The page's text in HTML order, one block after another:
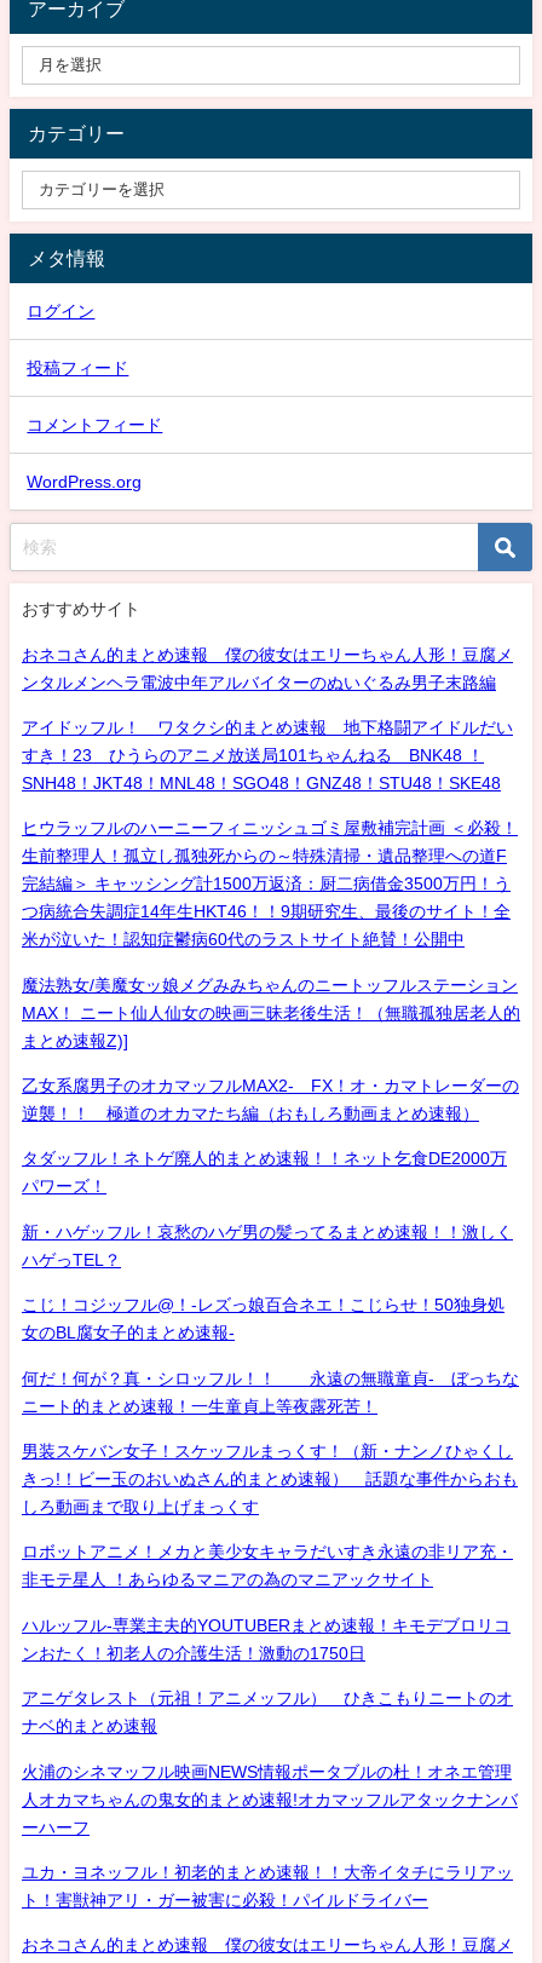
アーカイブ
カテゴリー
メタ情報
ログイン
投稿フィード
コメントフィード
WordPress.org
おすすめサイト
おネコさん的まとめ速報 僕の彼女はエリーちゃん人形！豆腐メ
ンタルメンヘラ電波中年アルバイターのぬいぐるみ男子末路編
アイドッフル！ ワタクシ的まとめ速報 地下格闘アイドルだい
すき！23 ひうらのアニメ放送局101ちゃんねる BNK48 ！
SNH48！JKT48！MNL48！SGO48！GNZ48！STU48！SKE48
ヒウラッフルのハーニーフィニッシュゴミ屋敷補完計画 ＜必殺！
生前整理人！孤立し孤独死からの～特殊清掃・遺品整理への道F
完結編＞ キャッシング計1500万返済：厨二病借金3500万円！う
つ病統合失調症14年生HKT46！！9期研究生、最後のサイト！全
米が泣いた！認知症鬱病60代のラストサイト絶賛！公開中
魔法熟女/美魔女ッ娘メグみみちゃんのニートッフルステーション
MAX！ ニート仙人仙女の映画三昧老後生活！（無職孤独居老人的
まとめ速報Z)]
乙女系腐男子のオカマッフルMAX2- FX！オ・カマトレーダーの
逆襲！！ 極道のオカマたち編（おもしろ動画まとめ速報）
タダッフル！ネトゲ廃人的まとめ速報！！ネット乞食DE2000万
パワーズ！
新・ハゲッフル！哀愁のハゲ男の髪ってるまとめ速報！！激しく
ハゲっTEL？
こじ！コジッフル@！-レズっ娘百合ネエ！こじらせ！50独身処
女のBL腐女子的まとめ速報-
何だ！何が？真・シロッフル！！ 永遠の無職童貞- ぼっちな
ニート的まとめ速報！一生童貞上等夜露死苦！
男装スケバン女子！スケッフルまっくす！（新・ナンノひゃくし
きっ!！ビー玉のおいぬさん的まとめ速報） 話題な事件からおも
しろ動画まで取り上げまっくす
ロボットアニメ！メカと美少女キャラだいすき永遠の非リア充・
非モテ星人 ！あらゆるマニアの為のマニアックサイト
ハルッフル-専業主夫的YOUTUBERまとめ速報！キモデブロリコ
ンおたく！初老人の介護生活！激動の1750日
アニゲタレスト（元祖！アニメッフル） ひきこもりニートのオ
ナベ的まとめ速報
火浦のシネマッフル映画NEWS情報ポータブルの杜！オネエ管理
人オカマちゃんの鬼女的まとめ速報!オカマッフルアタックナンバ
ーハーフ
ユカ・ヨネッフル！初老的まとめ速報！！大帝イタチにラリアッ
ト！害獣神アリ・ガー被害に必殺！パイルドライバー
おネコさん的まとめ速報 僕の彼女はエリーちゃん人形！豆腐メ